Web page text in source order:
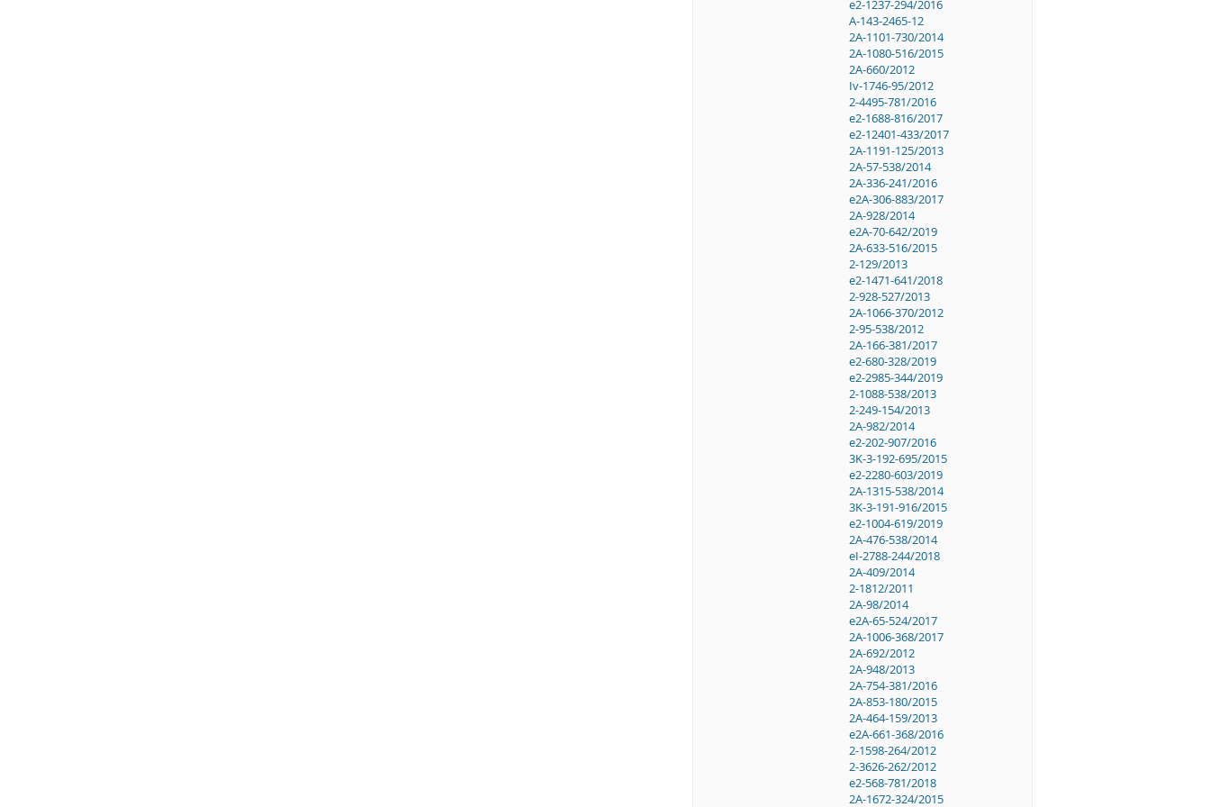
e2-1237-294/2016
A-143-2465-12
2A-1101-730/2014
2A-1080-516/2015
2A-660/2012
Iv-1746-95/2012
2-4495-781/2016
e2-1688-816/2017
e2-12401-433/2017
2A-1191-125/2013
2A-57-538/2014
2A-336-241/2016
e2A-306-883/2017
2A-928/2014
e2A-70-642/2019
2A-633-516/2015
2-129/2013
e2-1471-641/2018
2-928-527/2013
2A-1066-370/2012
2-95-538/2012
2A-166-381/2017
e2-680-328/2019
e2-2985-344/2019
2-1088-538/2013
2-249-154/2013
2A-982/2014
e2-202-907/2016
3K-3-192-695/2015
e2-2280-603/2019
2A-1315-538/2014
3K-3-191-916/2015
e2-1004-619/2019
2A-476-538/2014
eI-2788-244/2018
2A-409/2014
2-1812/2011
2A-98/2014
e2A-65-524/2017
2A-1006-368/2017
2A-692/2012
2A-948/2013
2A-754-381/2016
2A-853-180/2015
2A-464-159/2013
e2A-661-368/2016
2-1598-264/2012
2-3626-262/2012
e2-568-781/2018
2A-1672-324/2015